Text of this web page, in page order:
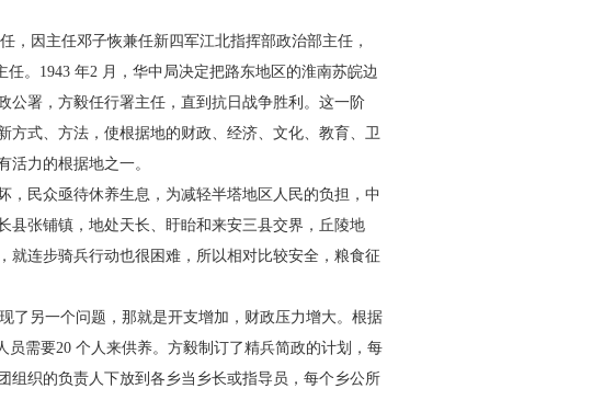
，因主任邓子恢兼任新四军江北指挥部政治部主任，
任。1943 年2 月，华中局决定把路东地区的淮南苏皖边
公署，方毅任行署主任，直到抗日战争胜利。这一阶
方式、方法，使根据地的财政、经济、文化、教育、卫
活力的根据地之一。
，民众亟待休养生息，为减轻半塔地区 人民的负担，中
县张铺镇，地处天长、盱眙和来安三县交界，丘陵地
就连步骑兵行动也很困难，所以相对比较安全，粮食征
了另一个问题，那就是开支增加，财政压力增大。根据
员需要20 个人来供养。方毅制订了精兵简政的计划，每
组织的负责人下放到各乡当乡长或指导员，每个乡公所